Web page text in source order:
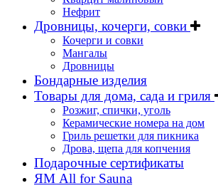
Нефрит
Дровницы, кочерги, совки
Кочерги и совки
Мангалы
Дровницы
Бондарные изделия
Товары для дома, сада и гриля
Розжиг, спички, уголь
Керамические номера на дом
Гриль решетки для пикника
Дрова, щепа для копчения
Подарочные сертификаты
ЯМ All for Sauna